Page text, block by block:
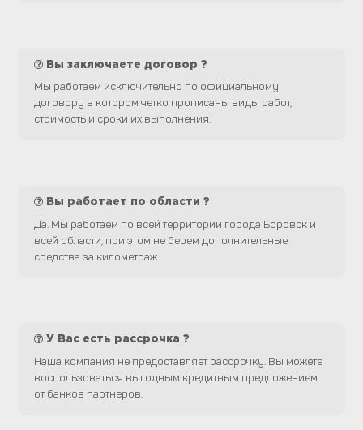
Вы заключаете договор ?
Мы работаем исключительно по официальному
договору в котором четко прописаны виды работ,
стоимость и сроки их выполнения.
Вы работает по области ?
Да. Мы работаем по всей территории города Боровск и
всей области, при этом не берем дополнительные
средства за километраж.
У Вас есть рассрочка ?
Наша компания не предоставляет рассрочку. Вы можете
воспользоваться выгодным кредитным предложением
от банков партнеров.